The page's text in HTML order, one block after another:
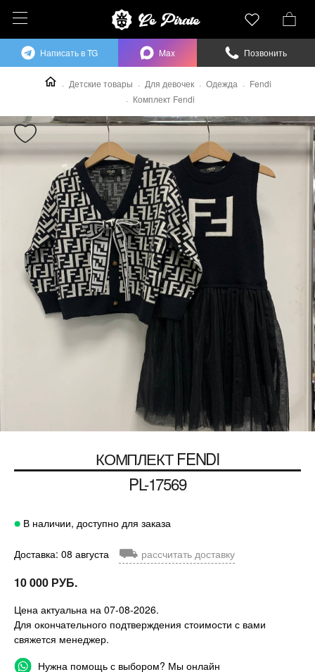
Детские товары Для девочек Одежда
Fendi
Комплект Fendi
КОМПЛЕКТ FENDI
PL-17569
В наличии, доступно для заказа
Доставка: 08 августа ⛟ рассчитать доставку
10 000 РУБ.
Цена актуальна на 07-08-2026.
Для окончательного подтверждения стоимости с вами
свяжется менеджер.
Нужна помощь с выбором? Мы онлайн
Написать в TG Max Позвонить